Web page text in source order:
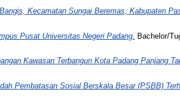
Kecamatan Sungai Beremas, Kabupaten
Pusat Universitas Negeri Padang. Bachelor/
Kawasan Terbangun Kota Padang Panjang
Pembatasan Sosial Berskala Besar (PSBB)